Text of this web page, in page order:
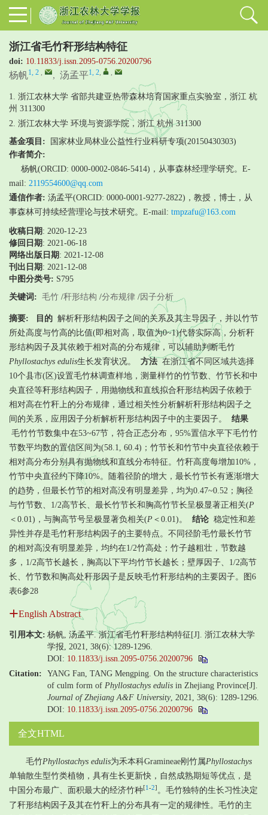
浙江省毛竹秆形结构特征
doi: 10.11833/j.issn.2095-0756.20200796
杨帆1, 2 , , 汤孟平1, 2, ,
1. 浙江农林大学 省部共建亚热带森林培育国家重点实验室，浙江 杭
州 311300
2. 浙江农林大学 环境与资源学院，浙江 杭州 311300
基金项目: 国家林业局林业公益性行业科研专项(20150430303)
作者简介:
杨帆(ORCID: 0000-0002-0846-5414)，从事森林经理学研究。E-
mail: 2119554600@qq.com
通信作者: 汤孟平(ORCID: 0000-0001-9277-2822)，教授，博士，从
事森林可持续经营理论与技术研究。E-mail: tmpzafu@163.com
收稿日期 : 2020-12-23
修回日期 : 2021-06-18
网络出版日期 : 2021-12-08
刊出日期 : 2021-12-08
中图分类号: S795
关键词: 毛竹 /秆形结构 /分布规律 / 因子分析
摘要: 目的 解析秆形结构因子之间的关系及其主导因子，并以竹节
所处高度与竹高的比值(即相对高，取值为0~1)代替实际高，分析秆
形结构因子及其依赖于相对高的分布规律，可以辅助判断毛竹
Phyllostachys edulis生长发育状况。 方法 在浙江省不同区域共选择
10个县市(区)设置毛竹林调查样地，测量样竹的竹节数、竹节长和中
央直径等秆形结构因子，用抛物线和直线拟合秆形结构因子依赖于
相对高在竹秆上的分布规律，通过相关性分析解析秆形结构因子之
间的关系，应用因子分析解析秆形结构因子中的主要因子。
结果
毛竹竹节数集中在53~67节，符合正态分布，95%置信水平下毛竹竹
节数平均数的置信区间为(58.1, 60.4)；竹节长和竹节中央直径依赖于
相对高分布分别具有抛物线和直线分布特征。竹秆高度每增加10%，
竹节中央直径约下降10%。随着径阶的增大，最长竹节长有逐渐增大
的趋势，但最长竹节的相对高没有明显差异，均为0.47~0.52；胸径
与竹节数、1/2高节长、最长竹节长和胸高竹节长呈极显著正相关(P
＜0.01)，与胸高节号呈极显著负相关(P ＜0.01)。 结论 稳定性和差
异性并存是毛竹秆形结构因子的主要特点。不同径阶毛竹最长竹节
的相对高没有明显差异，均约在1/2竹高处；竹子越粗壮，节数越
多，1/2高节长越长，胸高以下平均竹节长越长；壁厚因子、1/2高节
长、竹节数和胸高处秆形因子是反映毛竹秆形结构的主要因子。图6
表6参28
English Abstract
引用本文: 杨帆, 汤孟平. 浙江省毛竹秆形结构特征[J]. 浙江农林大学
学报, 2021, 38(6): 1289-1296.
DOI: 10.11833/j.issn.2095-0756.20200796
Citation:
YANG Fan, TANG Mengping. On the structure characteristics
of culm form of Phyllostachys edulis in Zhejiang Province[J].
Journal of Zhejiang A&F University, 2021, 38(6): 1289-1296.
DOI: 10.11833/j.issn.2095-0756.20200796
全文HTML
毛竹Phyllostachys edulis为禾本科Gramineae刚竹属Phyllostachys
单轴散生型竹类植物，具有生长更新快，自然成熟期短等优点，是
中国分布最广、面积最大的经济竹种[1 -2] 。毛竹独特的生长习性决定
了秆形结构因子及其在竹秆上的分布具有一定的规律性。毛竹的主